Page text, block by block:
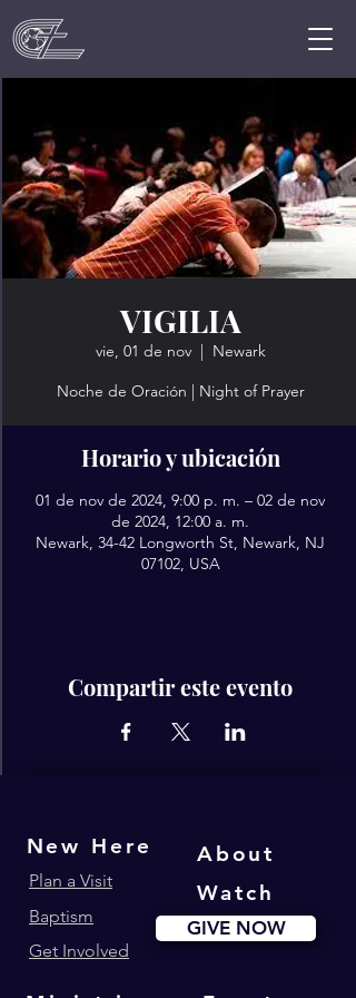
VIGILIA
vie, 01 de nov
  |
Newark
Noche de Oración | Night of Prayer
Horario y ubicación
01 de nov de 2024, 9:00 p. m. – 02 de nov
de 2024, 12:00 a. m.
Newark, 34-42 Longworth St, Newark, NJ
07102, USA
Compartir este evento
About
New Here
Plan a Visit
Baptism
GIVE NOW
Get Involved
Watch